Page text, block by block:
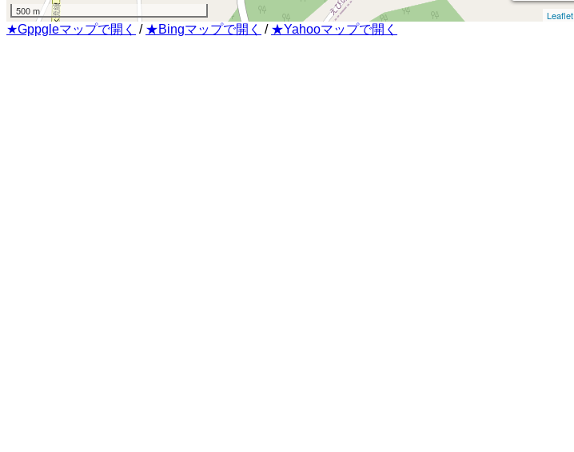
500 m Leaflet
★Gppgleマップで開く / ★Bingマップで開く / ★Yahooマップで開く